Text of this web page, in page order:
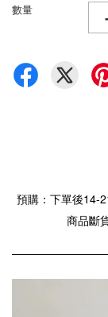
數量
預購：下單後14-
商品斷